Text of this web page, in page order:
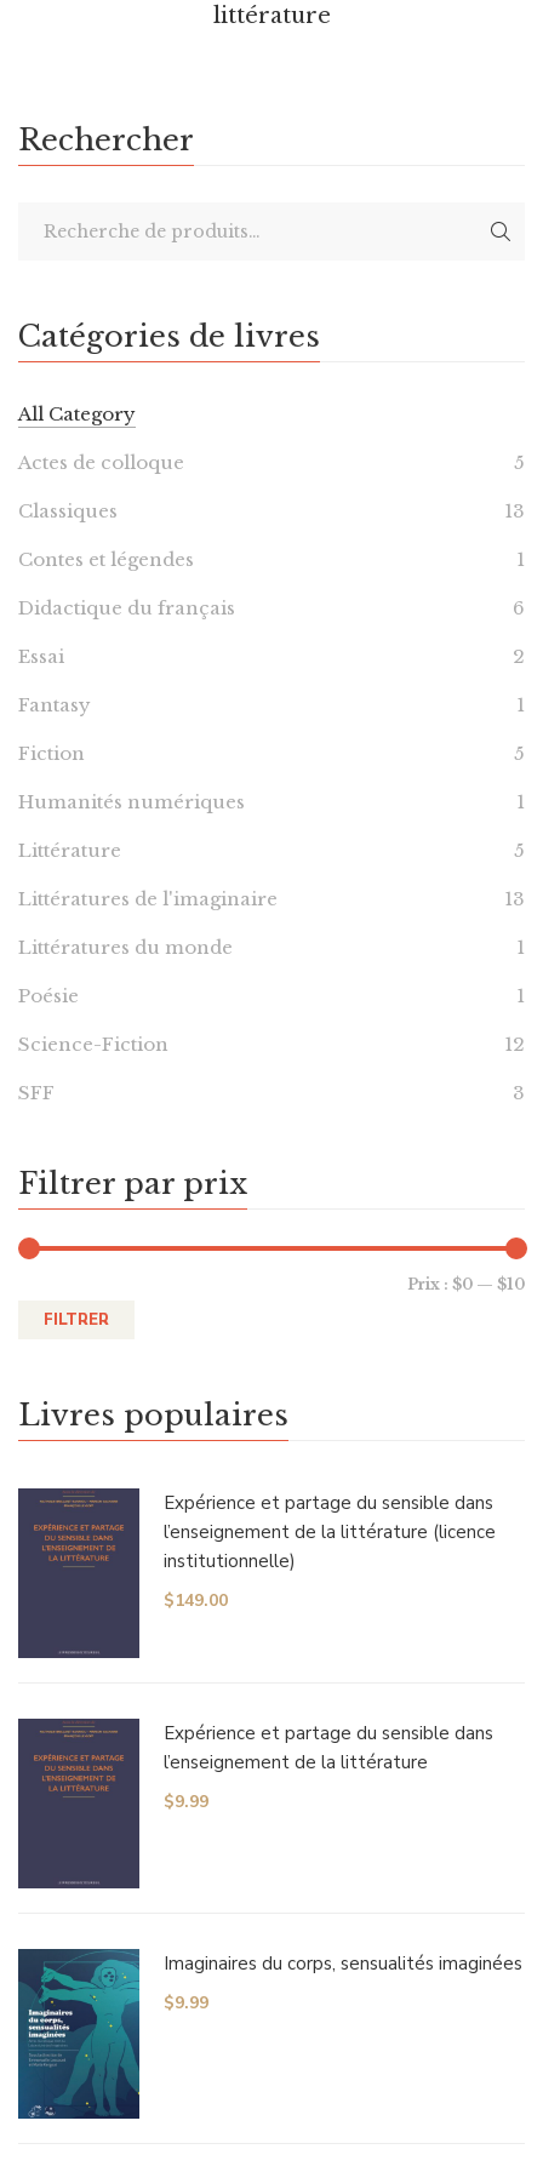
littérature
Rechercher
Catégories de livres
All Category
Actes de colloque 5
Classiques 13
Contes et légendes 1
Didactique du français 6
Essai 2
Fantasy 1
Fiction 5
Humanités numériques 1
Littérature 5
Littératures de l'imaginaire 13
Littératures du monde 1
Poésie 1
Science-Fiction 12
SFF 3
Filtrer par prix
FILTRER
Prix : $0 — $10
Livres populaires
Expérience et partage du sensible dans
l’enseignement de la littérature (licence
institutionnelle)
$149.00
Expérience et partage du sensible dans
l’enseignement de la littérature
$9.99
Imaginaires du corps, sensualités imaginées
$9.99